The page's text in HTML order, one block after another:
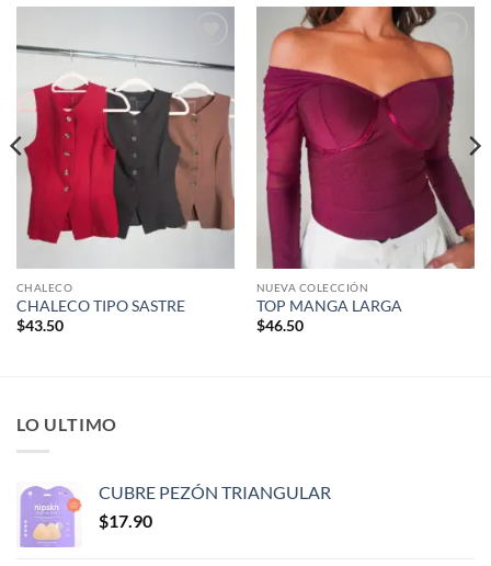
Añadir
lista de
deseos
CHALECO
CHALECO TIPO SASTRE
$43.50
Añadir
a la
lista de
deseos
NUEVA COLECCIÓN
TOP MANGA LARGA
$46.50
LO ULTIMO
CUBRE PEZÓN TRIANGULAR
$17.90